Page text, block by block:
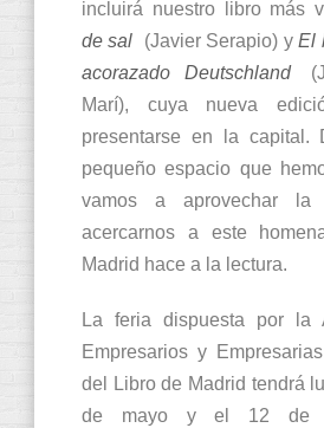
incluirá nuestro libro más
de sal
(Javier Serapio) yEl
acorazado Deutschland
Marí), cuya nueva
presentarse en la capital.
pequeño espacio que
vamos a aprovechar la
acercarnos a este
Madrid hace a la lectura.
La feria dispuesta por la
Empresarios y
del Libro de Madrid tendrá
de mayo y el 12 de